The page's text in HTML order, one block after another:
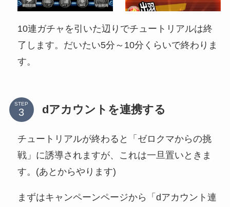
10連ガチャを引いた辺りでチュートリアルは終
了します。だいたい5分～10分くらいで終わりま
す。
STEP dアカウントを連携する
チュートリアルが終わると「ゼロクマからの挑
戦」に誘導されますが、これは一旦置いときま
す。(あとからやります)
まずはキャンペーンページから「dアカウント連